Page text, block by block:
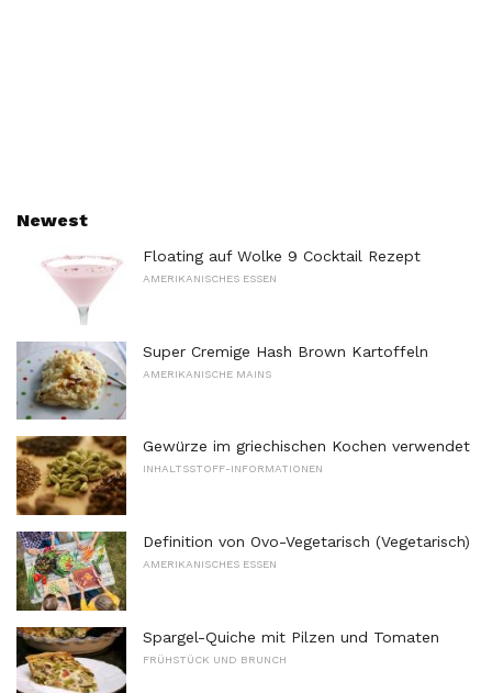
Newest
Floating auf Wolke 9 Cocktail Rezept
AMERIKANISCHES ESSEN
Super Cremige Hash Brown Kartoffeln
AMERIKANISCHE MAINS
Gewürze im griechischen Kochen verwendet
INHALTSSTOFF-INFORMATIONEN
Definition von Ovo-Vegetarisch (Vegetarisch)
AMERIKANISCHES ESSEN
Spargel-Quiche mit Pilzen und Tomaten
FRÜHSTÜCK UND BRUNCH